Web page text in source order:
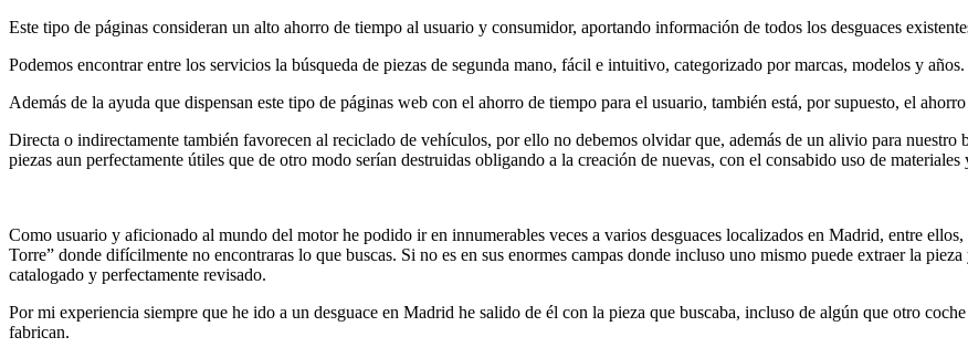
Este tipo de páginas consideran un alto ahorro de tiempo al usuario y consumidor, aportando información de todos los desguaces
Podemos encontrar entre los servicios la búsqueda de piezas de segunda mano, fácil e intuitivo, categorizado por marcas, modelos y años.
Además de la ayuda que dispensan este tipo de páginas web con el ahorro de tiempo para el usuario, también está, por supuesto, el
Directa o indirectamente también favorecen al reciclado de vehículos, por ello no debemos olvidar que, además de un alivio para
piezas aun perfectamente útiles que de otro modo serían destruidas obligando a la creación de nuevas, con el consabido uso de
Como usuario y aficionado al mundo del motor he podido ir en innumerables veces a varios desguaces localizados en Madrid, entre
Torre” donde difícilmente no encontraras lo que buscas. Si no es en sus enormes campas donde incluso uno mismo puede extraer la
catalogado y perfectamente revisado.
Por mi experiencia siempre que he ido a un desguace en Madrid he salido de él con la pieza que buscaba, incluso de algún que otro
fabrican.